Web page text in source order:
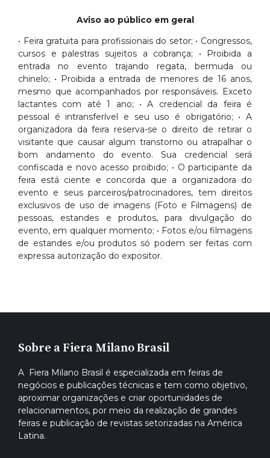
Aviso ao público em geral
• Feira gratuita para profissionais do setor; • Congressos,
cursos e palestras sujeitos a cobrança; • Proibida a
entrada no evento trajando regata, bermuda ou
chinelo; • Proibida a entrada de menores de 16 anos,
mesmo que acompanhados por responsáveis. Exceto
lactantes com até 1 ano; • A credencial da feira é
pessoal é intransferível e seu uso é obrigatório; • A
organizadora da feira reserva-se o direito de retirar o
visitante que causar algum transtorno ou atrapalhar o
bom andamento do evento. Sua credencial será
confiscada e novo acesso proibido; • O participante da
feira está ciente e concorda que a organizadora do
evento e seus parceiros/patrocinadores, tem direitos
exclusivos de uso de imagens (Foto e Filmagens) de
pessoas, estandes e produtos, para divulgação do
evento, em qualquer momento; • Fotos e/ou filmagens
de estandes e/ou produtos só podem ser feitas com
expressa autorização do expositor.
Sobre a Fiera Milano Brasil
A Fiera Milano Brasil é especializada em feiras de
negócios e publicações técnicas e tem como objetivo,
aproximar organizações e criar oportunidades de
relacionamentos, por meio da realização de grandes
feiras e publicação de revistas setorizadas na América
Latina.